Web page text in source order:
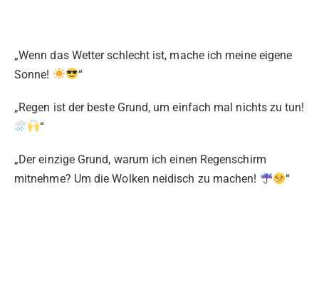
„Wenn das Wetter schlecht ist, mache ich meine eigene
Sonne!
“
„Regen ist der beste Grund, um einfach mal nichts zu tun!
“
„Der einzige Grund, warum ich einen Regenschirm
mitnehme? Um die Wolken neidisch zu machen!
“